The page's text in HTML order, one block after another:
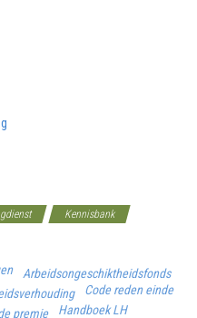
Kennisbank
Arbeidsongeschiktheidsfonds
Code reden einde
premie
Handboek LH